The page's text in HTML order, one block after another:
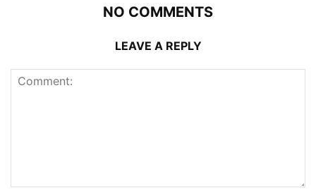
NO COMMENTS
LEAVE A REPLY